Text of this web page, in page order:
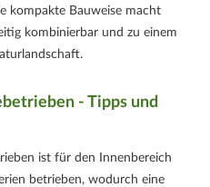
kompakte Bauweise macht
kombinierbar und zu einem
- Tipps und
ist für den Innenbereich
betrieben, wodurch eine